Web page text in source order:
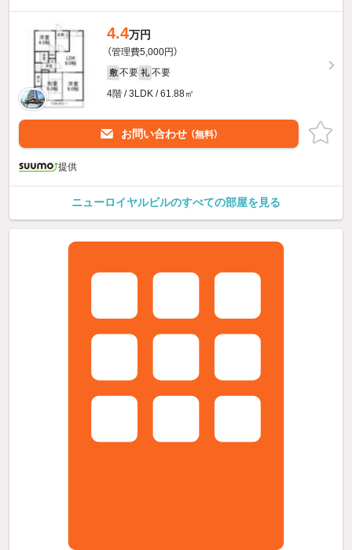
4.4万円
（管理費5,000円）
敷 不要 礼 不要
4階 / 3LDK / 61.88㎡
お問い合わせ （無料）
提供
ニューロイヤルビルのすべての部屋を見る